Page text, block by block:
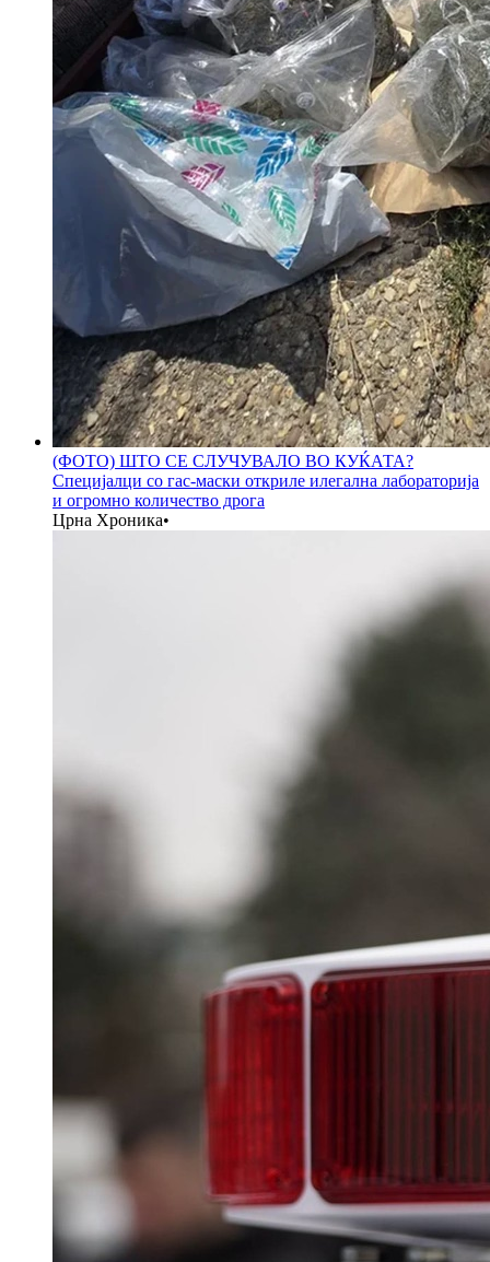
(ФОТО) ШТО СЕ СЛУЧУВАЛО ВО КУЌАТА?
Специјалци со гас-маски откриле илегална лабораторија
и огромно количество дрога
Црна Хроника•